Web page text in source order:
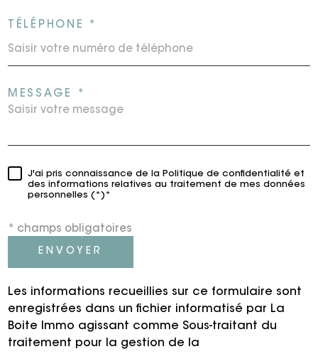
TÉLÉPHONE *
MESSAGE *
J'ai pris connaissance de la Politique de confidentialité et
des informations relatives au traitement de mes données
personnelles (*)*
* champs obligatoires
ENVOYER
Les informations recueillies sur ce formulaire sont
enregistrées dans un fichier informatisé par La
Boite Immo agissant comme Sous-traitant du
traitement pour la gestion de la